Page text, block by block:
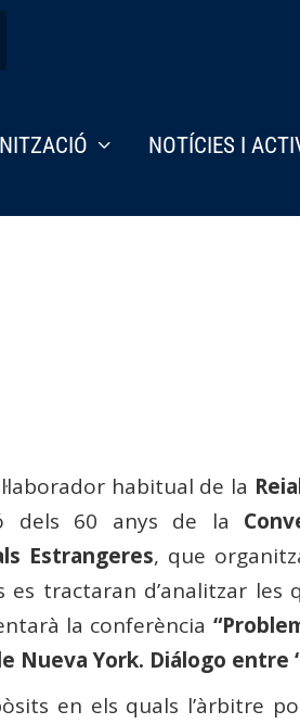
NOTÍCIES I
habitual de la
dels 60 anys de la
Estrangeres, que
es tractaran d’analitzar
la conferència
York. Diálogo entre
en els quals l’àrbitre